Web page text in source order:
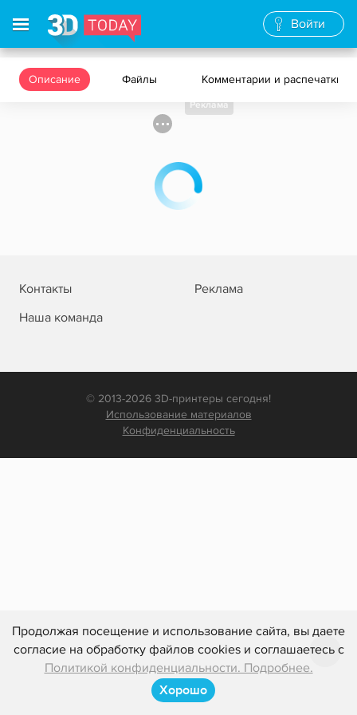
Продолжая посещение и использование сайта, вы даете
согласие на обработку файлов cookies и соглашаетесь с
Политикой конфиденциальности. Подробнее.
Хорошо
Войти
Описание Файлы Комментарии и распечатки
Реклама
Контакты
Реклама
Наша команда
© 2013-2026 3D-принтеры сегодня!
Использование материалов
Конфиденциальность